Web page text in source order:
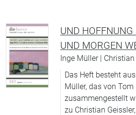
Zubereitung von
kreativen
UND HOFFNUNG
ND MORGEN
Inge Müller |
Das Heft besteht
Müller, das von Tom
zusammengestellt
zu Christian